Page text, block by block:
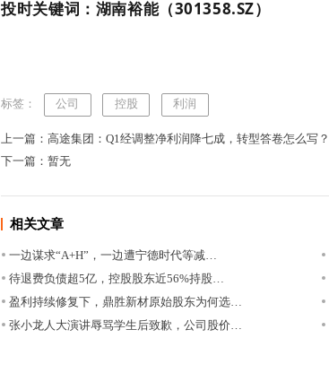
投时关键词：湖南裕能（301358.SZ）
标签： 公司 控股 利润
上一篇：高途集团：Q1经调整净利润降七成，转型答卷怎么写？
下一篇：暂无
相关文章
一边谋求“A+H”，一边遭宁德时代等减…
待退费负债超5亿，控股股东近56%持股…
盈利持续修复下，鼎胜新材原始股东为何选…
张小龙人大演讲辱骂学生后致歉，公司股价…